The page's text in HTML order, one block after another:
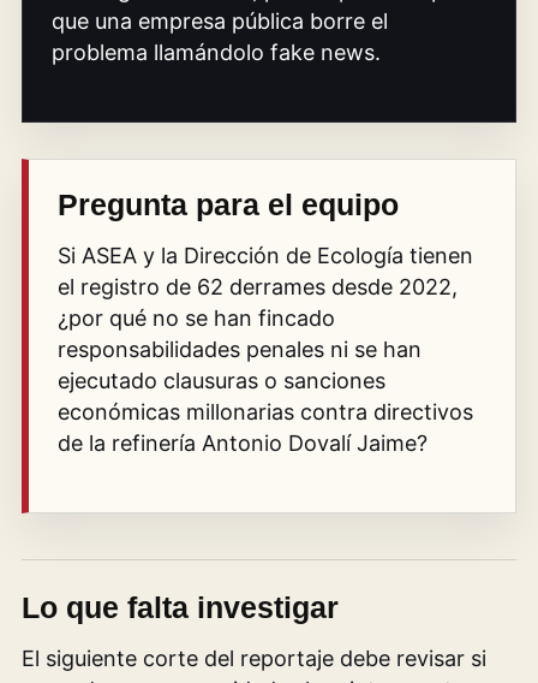
que una empresa pública borre el
problema llamándolo fake news.
Pregunta para el equipo
Si ASEA y la Dirección de Ecología tienen
el registro de 62 derrames desde 2022,
¿por qué no se han fincado
responsabilidades penales ni se han
ejecutado clausuras o sanciones
económicas millonarias contra directivos
de la refinería Antonio Dovalí Jaime?
Lo que falta investigar
El siguiente corte del reportaje debe revisar si